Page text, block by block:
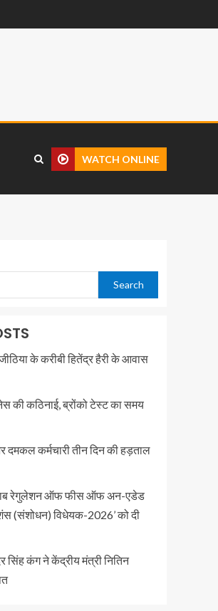
WATCH ONLINE
Search
के करीबी हितेंद्र हैरी के आवास
की कठिनाई, ब्रोंको टेस्ट का समय
दमकल कर्मचारी तीन दिन की हड़ताल
रेगुलेशन ऑफ फीस ऑफ अन-एडेड
(संशोधन) विधेयक-2026’ को दी
सिंह कंग ने केंद्रीय मंत्री नितिन